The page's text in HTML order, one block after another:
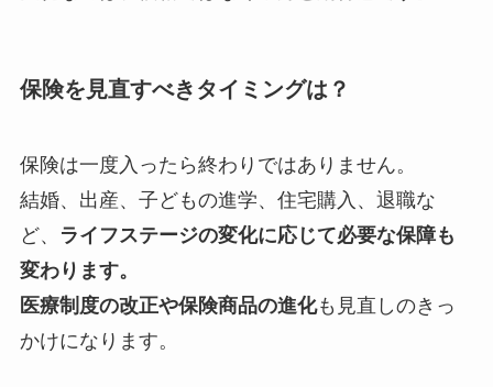
保険を見直すべきタイミングは？
保険は一度入ったら終わりではありません。
結婚、出産、子どもの進学、住宅購入、退職な
ど、
ライフステージの変化に応じて必要な保障も
変わります。
医療制度の改正や保険商品の進化も見直しのきっ
かけになります。